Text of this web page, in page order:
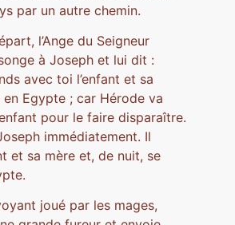
par un autre chemin.
l’Ange du Seigneur
à Joseph et lui dit :
avec toi l’enfant et sa
Egypte ; car Hérode va
pour le faire disparaître.
immédiatement. Il
et sa mère et, de nuit, se
joué par les mages,